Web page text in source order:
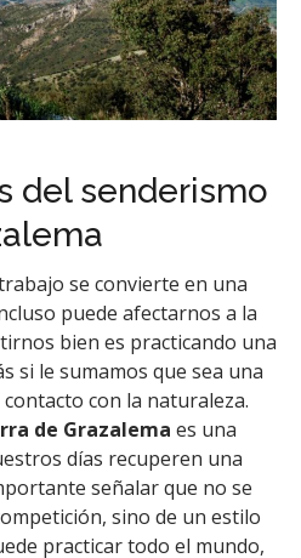
del senderismo
se convierte en una
puede afectarnos a la
bien es practicando una
si le sumamos que sea una
con la naturaleza.
de Grazalema es una
días recuperen una
señalar que no se
sino de un estilo
practicar todo el mundo,